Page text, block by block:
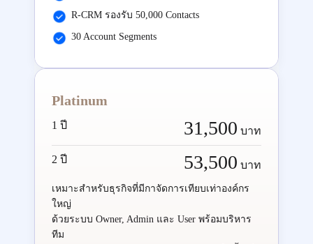
R-CRM รองรับ 50,000 Contacts
30 Account Segments
Platinum
1 ปี 31,500 บาท
2 ปี 53,500 บาท
เหมาะสำหรับธุรกิจที่มีกาจัดการเทียบเท่าองค์กร
ใหญ่
ด้วยระบบ Owner, Admin และ User พร้อมบริหาร
ทีม